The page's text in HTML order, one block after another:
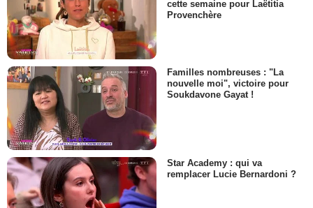
cette semaine pour Laëtitia
Provenchère
Familles nombreuses : "La
nouvelle moi", victoire pour
Soukdavone Gayat !
Star Academy : qui va
remplacer Lucie Bernardoni ?